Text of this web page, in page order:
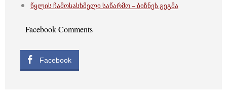
წყლის ჩამოსასხმელი საწარმო – ბიზნეს გეგმა
Facebook Comments
Facebook